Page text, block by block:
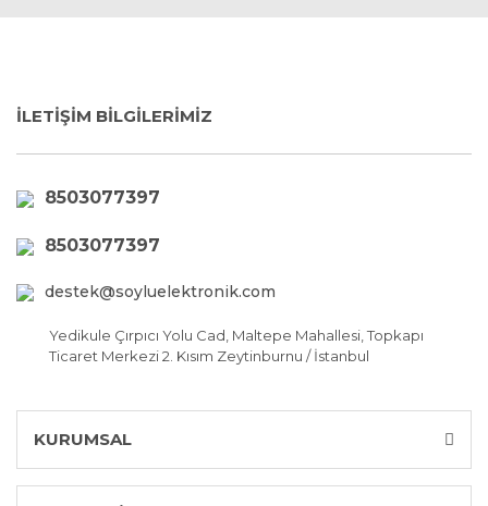
İLETİŞİM BİLGİLERİMİZ
8503077397
8503077397
destek@soyluelektronik.com
Yedikule Çırpıcı Yolu Cad, Maltepe Mahallesi, Topkapı
Ticaret Merkezi 2. Kısım Zeytinburnu / İstanbul
KURUMSAL